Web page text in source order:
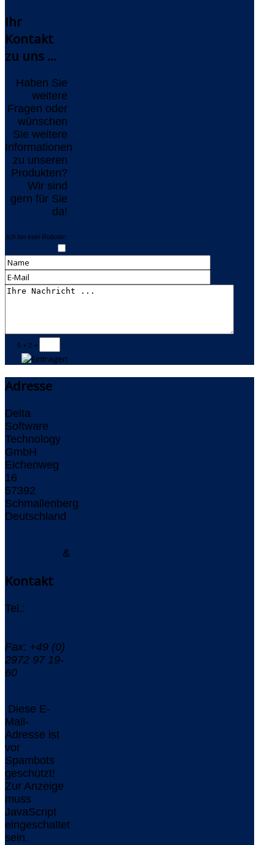
Ihr
Kontakt
zu uns ...
Haben Sie
weitere
Fragen oder
wünschen
Sie weitere
Informationen
zu unseren
Produkten?
Wir sind
gern für Sie
da!
Ich bin kein Roboter:
5 + 2 =
Adresse
Delta
Software
Technology
GmbH
Eichenweg
16
57392
Schmallenberg
Deutschland
&
Kontakt
Tel.:
Fax: +49 (0)
2972 97 19-
60
Diese E-
Mail-
Adresse ist
vor
Spambots
geschützt!
Zur Anzeige
muss
JavaScript
eingeschaltet
sein.